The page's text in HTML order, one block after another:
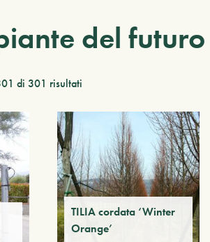
del futuro
di 301 risultati
TILIA cordata ‘Winter
Orange’